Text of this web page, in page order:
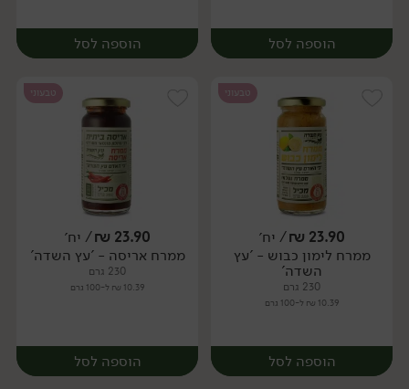
הוספה לסל
יח׳
הוספה לסל
יח׳
טבעוני
23.90
₪/ יח׳
ממרח לימון כבוש - 'עץ
השדה'
230 גרם
10.39 ₪ ל-100 גרם
הוספה לסל
טבעוני
23.90
₪/ יח׳
ממרח אריסה - 'עץ השדה'
230 גרם
10.39 ₪ ל-100 גרם
הוספה לסל